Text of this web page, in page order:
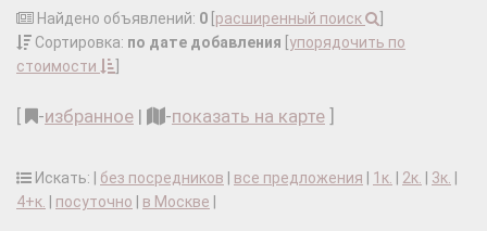
Найдено объявлений: 0 расширенный поиск
Сортировка: по дате добавления упорядочить по
стоимости
-избранное | -показать на карте
Искать: | без посредников все предложения 1к. 2к. 3к.
4+к.
посуточно в Москве